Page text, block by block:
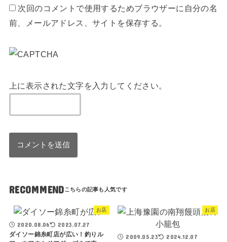
次回のコメントで使用するためブラウザーに自分の名
前、メールアドレス、サイトを保存する。
上に表示された文字を入力してください。
RECOMMEND
お店
2020.08.06 2023.07.27
ダイソー錦糸町店が広い！釣りル
お店
2009.05.23 2024.12.07